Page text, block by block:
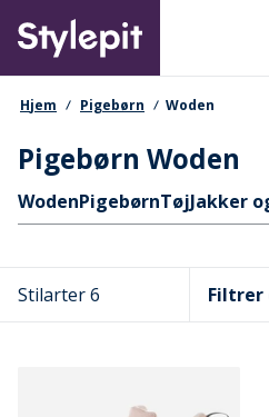
main
content
Primary departments
navigationssti
Hjem Pigebørn Woden
Pigebørn Woden
Hurtige links
WodenPigebørnTøjJakker
Stilarter 6 Filtrer